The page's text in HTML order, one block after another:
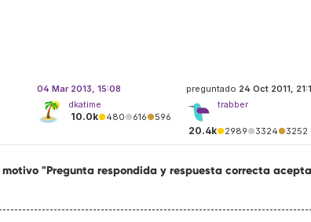
preguntado 24 Oct 2011,
trabber
20.4k●2989●3324●3252
04 Mar 2013, 15:08
dkatime
10.0k●480●616●596
"Pregunta respondida y respuesta correcta